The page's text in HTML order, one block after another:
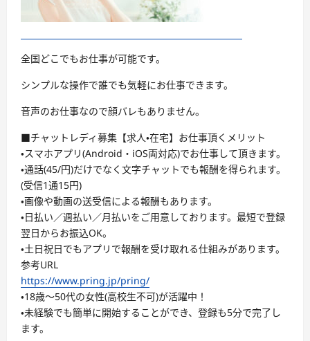
全国どこでもお仕事が可能です。
シンプルな操作で誰でも気軽にお仕事できます。
音声のお仕事なので顔バレもありません。
■チャットレディ募集【求人・在宅】お仕事頂くメリット
・スマホアプリ(Android・iOS両対応)でお仕事して頂きます。
・通話(45/円)だけでなく文字チャットでも報酬を得られます。
(受信1通15円)
・画像や動画の送受信による報酬もあります。
・日払い／週払い／月払いをご用意しております。最短で登録
翌日からお振込OK。
・土日祝日でもアプリで報酬を受け取れる仕組みがあります。
参考URL
https://www.pring.jp/pring/
・18歳〜50代の女性(高校生不可)が活躍中！
・未経験でも簡単に開始することができ、登録も5分で完了し
ます。